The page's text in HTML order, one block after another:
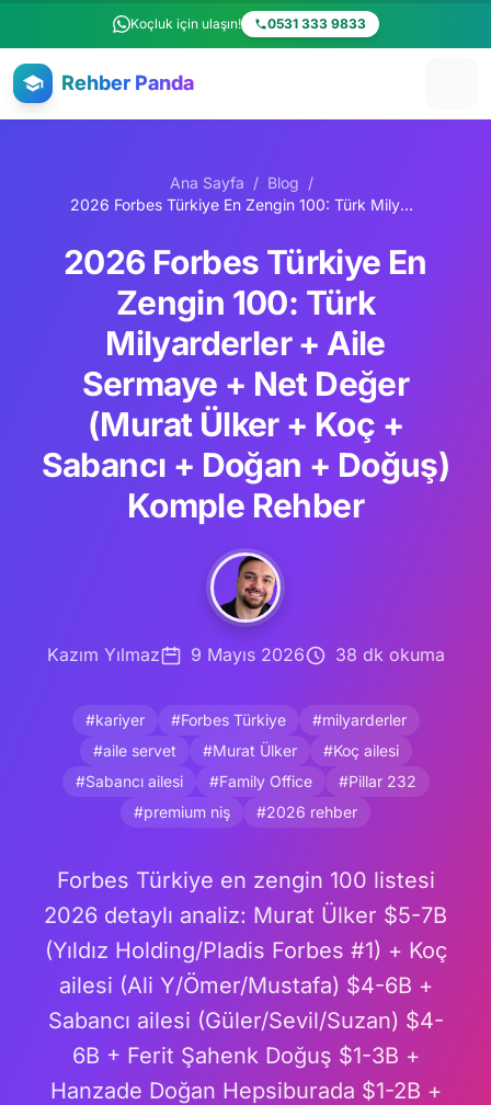
Ana içeriğe atlaKoçluk için ulaşın! 0531 333 9833
Rehber Panda
Ana Sayfa / Blog /
2026 Forbes Türkiye En Zengin 100: Türk Milyarderler + Aile Sermaye + Net Değer (Murat Ülker + Koç + Sabancı + Doğan + Doğuş) Komple Rehber
2026 Forbes Türkiye En
Zengin 100: Türk
Milyarderler + Aile
Sermaye + Net Değer
(Murat Ülker + Koç +
Sabancı + Doğan + Doğuş)
Komple Rehber
Kazım Yılmaz 9 Mayıs 2026 38 dk okuma
#kariyer #Forbes Türkiye
#milyarderler
#aile servet
#Murat Ülker
#Koç ailesi
#Sabancı ailesi
#Family Office
#Pillar 232
#premium niş
#2026 rehber
Forbes Türkiye en zengin 100 listesi
2026 detaylı analiz: Murat Ülker $5-7B
(Yıldız Holding/Pladis Forbes #1) + Koç
ailesi (Ali Y/Ömer/Mustafa) $4-6B +
Sabancı ailesi (Güler/Sevil/Suzan) $4-
6B + Ferit Şahenk Doğuş $1-3B +
Hanzade Doğan Hepsiburada $1-2B +